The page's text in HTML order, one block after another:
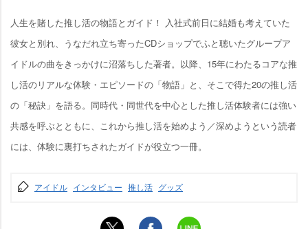
人生を賭した推し活の物語とガイド！ 入社式前日に結婚も考えていた
彼女と別れ、うなだれ立ち寄ったCDショップでふと聴いたグループア
イドルの曲をきっかけに沼落ちした著者。以降、15年にわたるコアな推
し活のリアルな体験・エピソードの「物語」と、そこで得た20の推し活
の「秘訣」を語る。同時代・同世代を中心とした推し活体験者には強い
共感を呼ぶとともに、これから推し活を始めよう／深めようという読者
には、体験に裏打ちされたガイドが役立つ一冊。
アイドル インタビュー 推し活 グッズ